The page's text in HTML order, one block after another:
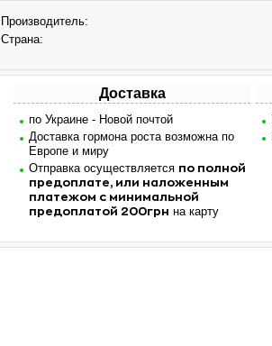
Производитель:
Страна:
Доставка
по Украине - Новой почтой
Доставка гормона роста возможна по
Европе и миру
Отправка осуществляется по полной
предоплате, или наложенным
платежом с минимальной
предоплатой 200грн на карту